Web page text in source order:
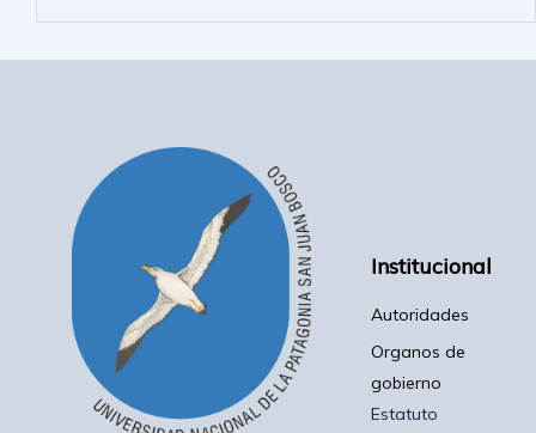
Institucional
Autoridades
Organos de
gobierno
Estatuto